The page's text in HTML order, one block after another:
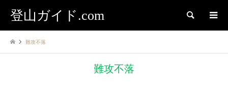
登山ガイド.com 検索
難攻不落
難攻不落